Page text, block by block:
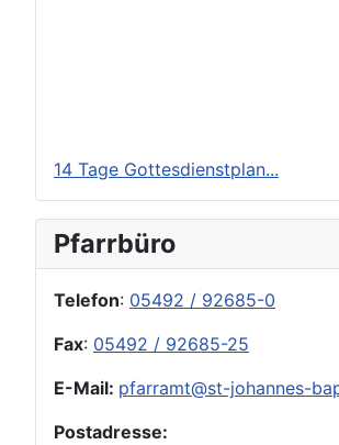
14 Tage Gottesdienstplan...
Pfarrbüro
Telefon: 05492 / 92685-0
Fax: 05492 / 92685-25
E-Mail: pfarramt@st-johannes-
Postadresse: